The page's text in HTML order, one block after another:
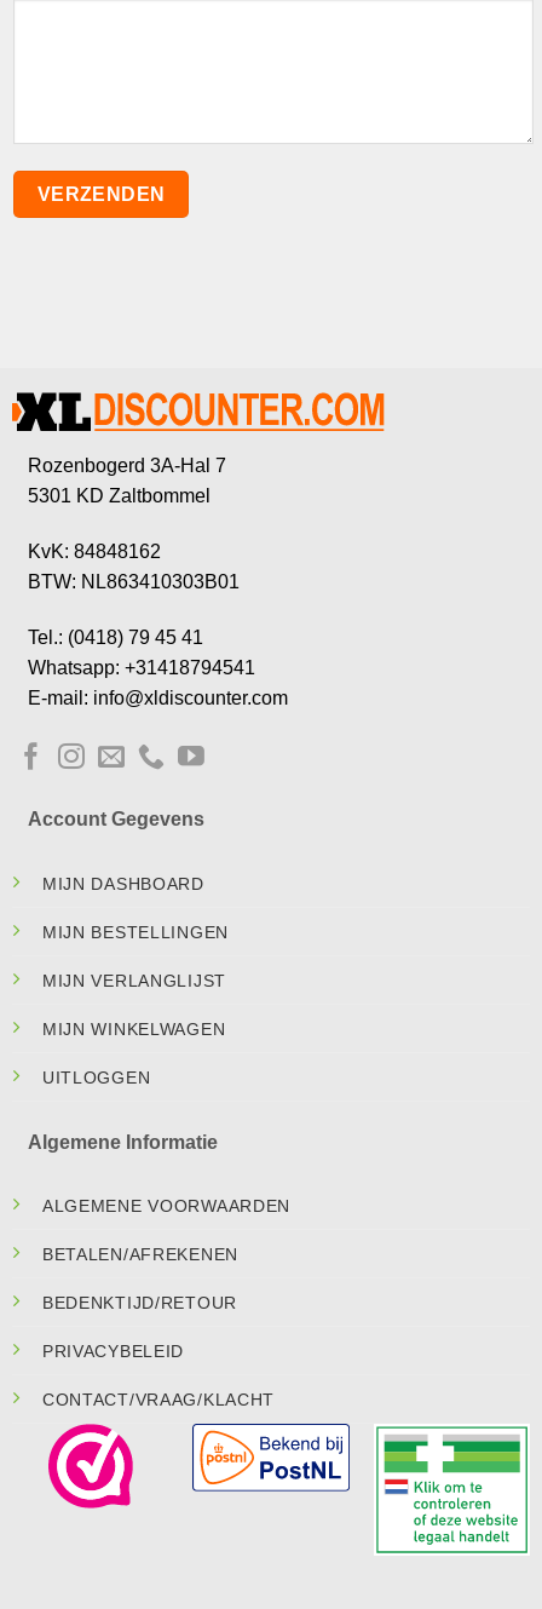
Rozenbogerd 3A-Hal 7
5301 KD Zaltbommel
KvK: 84848162
BTW: NL863410303B01
Tel.: (0418) 79 45 41
Whatsapp: +31418794541
E-mail: info@xldiscounter.com
Account Gegevens
MIJN DASHBOARD
MIJN BESTELLINGEN
MIJN VERLANGLIJST
MIJN WINKELWAGEN
UITLOGGEN
Algemene Informatie
ALGEMENE VOORWAARDEN
BETALEN/AFREKENEN
BEDENKTIJD/RETOUR
PRIVACYBELEID
CONTACT/VRAAG/KLACHT